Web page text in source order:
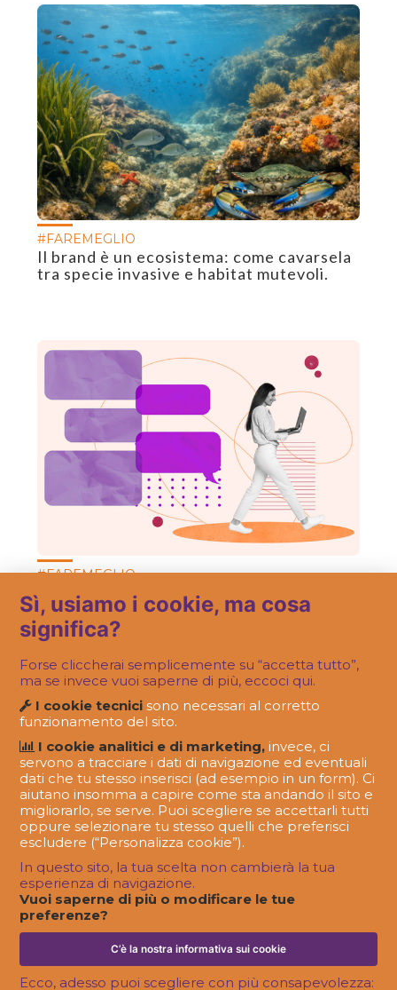
#FAREMEGLIO
Il brand è un ecosistema: come cavarsela
tra specie invasive e habitat mutevoli.
#FAREMEGLIO
Ma una community a cosa serve?
#FAREMEGLIO
Loyalty e community: la soluzione più
giusta è sempre quella su misura
Sì, usiamo i cookie, ma cosa
significa?
Forse cliccherai semplicemente su “accetta tutto”,
ma se invece vuoi saperne di più, eccoci qui.
I cookie tecnici sono necessari al corretto
funzionamento del sito.
I cookie analitici e di marketing, invece, ci
servono a tracciare i dati di navigazione ed eventuali
dati che tu stesso inserisci (ad esempio in un form). Ci
aiutano insomma a capire come sta andando il sito e
migliorarlo, se serve. Puoi scegliere se accettarli tutti
oppure selezionare tu stesso quelli che preferisci
escludere (“Personalizza cookie”).
In questo sito, la tua scelta non cambierà la tua
esperienza di navigazione.
Vuoi saperne di più o modificare le tue
preferenze?
C’è la nostra informativa sui cookie
Ecco, adesso puoi scegliere con più consapevolezza: